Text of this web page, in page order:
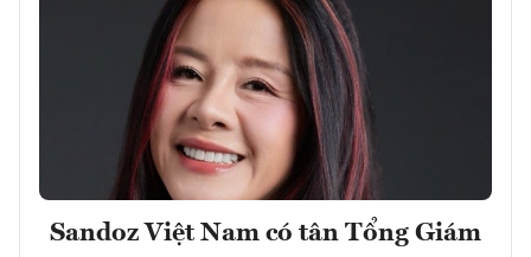
Sandoz Việt Nam có tân Tổng Giám